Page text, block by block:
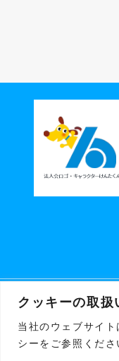
クッキーの取扱
当社のウェブサイ
シーをご参照くだ